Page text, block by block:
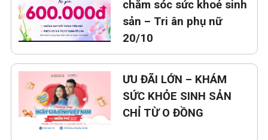
chăm sóc sức khoẻ sinh
sản – Tri ân phụ nữ
20/10
ƯU ĐÃI LỚN – KHÁM
SỨC KHỎE SINH SẢN
CHỈ TỪ O ĐỒNG